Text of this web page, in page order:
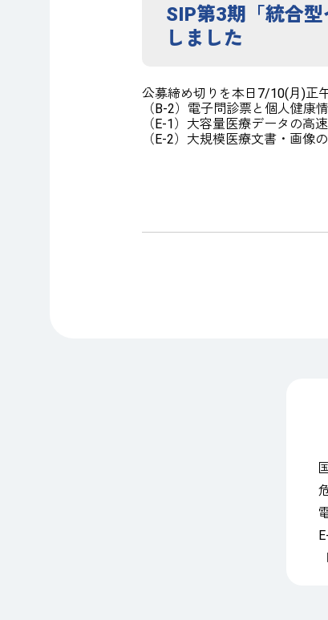
SIP第3期「統合
しました
公募締め切りを本日7/10(月)正
（B-2）電子問診票と個人健康
（E-1）大容量医療データの高
（E-2）大規模医療文書・画像